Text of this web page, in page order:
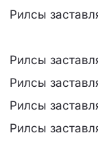
Рилсы
Рилсы
Рилсы
Рилсы
Рилсы